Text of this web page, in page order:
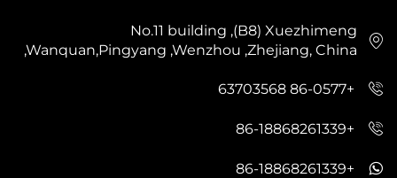
No.11 building ,(B8) Xuezhimeng
,Wanquan,Pingyang ,Wenzhou ,Zhejiang, China
+86-0577 63703568
+86-18868261339
+86-18868261339